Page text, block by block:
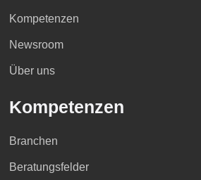
Kompetenzen
Newsroom
Über uns
Kompetenzen
Branchen
Beratungsfelder